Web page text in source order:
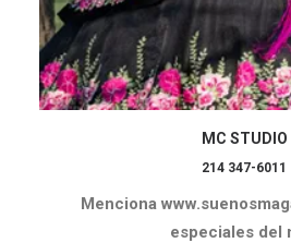
MC STUDIO
214 347-6011
Menciona
especiales del